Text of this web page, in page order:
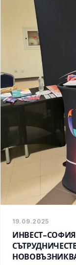
19.09.2025
ИНВЕСТ-